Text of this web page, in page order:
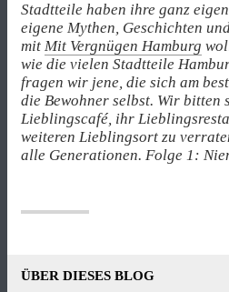
Stadtteile haben ihre ganz
eigene Mythen, Geschichten
mit Mit Vergnügen Hamburg
wie die vielen Stadtteile
fragen wir jene, die sich am
die Bewohner selbst. Wir bitten
Lieblingscafé, ihr
weiteren Lieblingsort zu
alle Generationen. Folge 1:
ÜBER DIESES BLOG